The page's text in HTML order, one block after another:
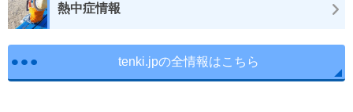
熱中症情報
tenki.jpの全情報はこちら